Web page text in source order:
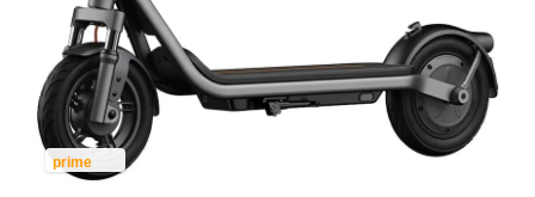
prime